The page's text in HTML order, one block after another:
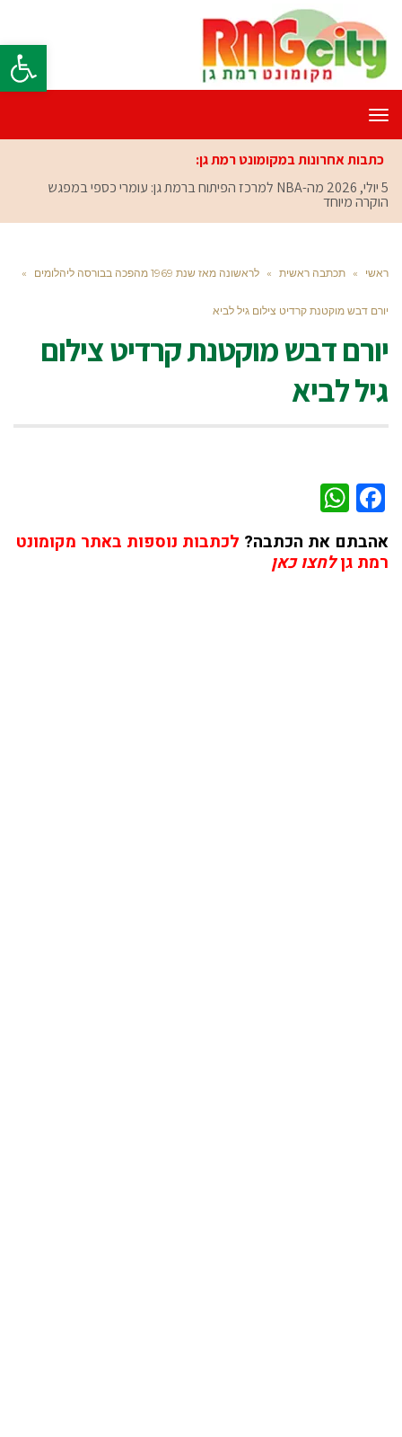
פתח
תפריט
כתבות אחרונות במקומונט רמת גן:
5 יולי, 2026
מה-NBA למרכז הפיתוח ברמת גן: עומרי כספי במפגש
הוקרה מיוחד
ראשי » תכתבה ראשית » לראשונה מאז שנת 1969 מהפכה בבורסה ליהלומים »
יורם דבש מוקטנת קרדיט צילום גיל לביא
יורם דבש מוקטנת קרדיט צילום
גיל לביא
Facebook
אהבתם את הכתבה? לכתבות נוספות באתר מקומונט
רמת גןלחצו כאן